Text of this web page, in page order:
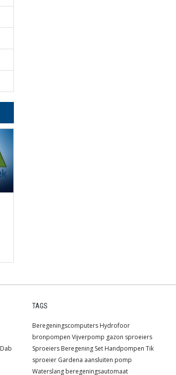
Dab
TAGS
Beregeningscomputers Hydrofoor
bronpompen Vijverpomp gazon sproeiers
Sproeiers Beregening Set Handpompen Tik
sproeier Gardena aansluiten pomp
Waterslang beregeningsautomaat